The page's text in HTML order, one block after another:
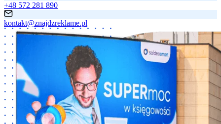
+48 572 281 890
kontakt@znajdzreklame.pl